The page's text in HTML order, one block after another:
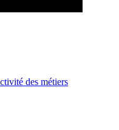
des métiers